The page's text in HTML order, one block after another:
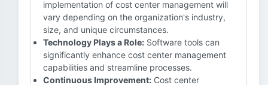
implementation of cost center management will
vary depending on the organization's industry,
size, and unique circumstances.
Technology Plays a Role: Software tools can
significantly enhance cost center management
capabilities and streamline processes.
Continuous Improvement: Cost center